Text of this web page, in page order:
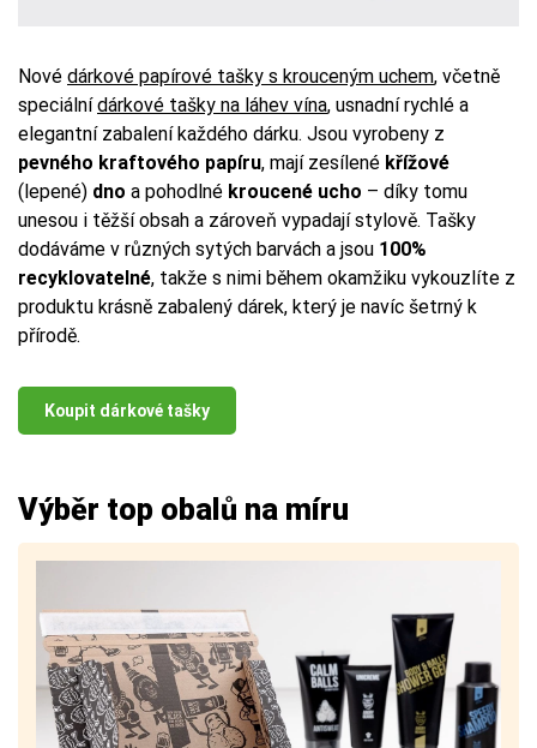
Nové dárkové papírové tašky s krouceným uchem, včetně
speciálnídárkové tašky na láhev vína, usnadní rychlé a
elegantní zabalení každého dárku. Jsou vyrobeny z
pevného kraftového papíru, mají zesílené křížové
(lepené) dno a pohodlné kroucené ucho – díky tomu
unesou i těžší obsah a zároveň vypadají stylově. Tašky
dodáváme v různých sytých barvách a jsou 100%
recyklovatelné, takže s nimi během okamžiku vykouzlíte z
produktu krásně zabalený dárek, který je navíc šetrný k
přírodě.
Koupit dárkové tašky
Výběr top obalů na míru